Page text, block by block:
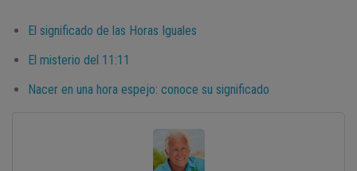
El significado de las Horas Iguales
El misterio del 11:11
Nacer en una hora espejo: conoce su significado